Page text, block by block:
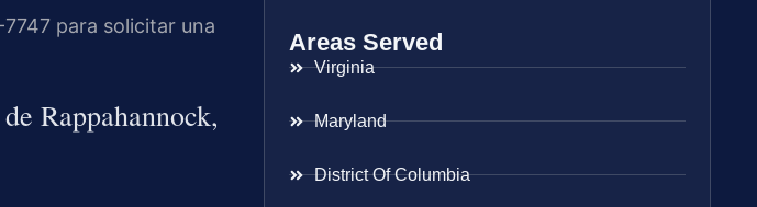
para solicitar una
Rappahannock,
Areas Served
Virginia
Maryland
District Of Columbia